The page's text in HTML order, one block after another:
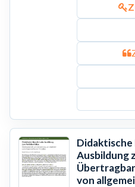
Didaktische
Ausbildung
von